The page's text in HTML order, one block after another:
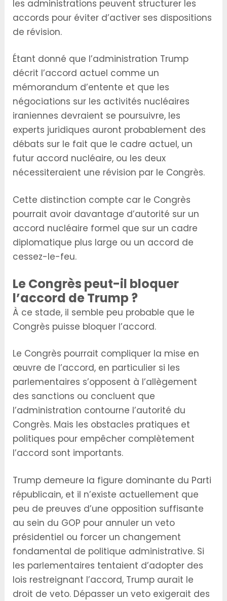
les administrations peuvent structurer les
accords pour éviter d’activer ses dispositions
de révision.
Étant donné que l’administration Trump
décrit l’accord actuel comme un
mémorandum d’entente et que les
négociations sur les activités nucléaires
iraniennes devraient se poursuivre, les
experts juridiques auront probablement des
débats sur le fait que le cadre actuel, un
futur accord nucléaire, ou les deux
nécessiteraient une révision par le Congrès.
Cette distinction compte car le Congrès
pourrait avoir davantage d’autorité sur un
accord nucléaire formel que sur un cadre
diplomatique plus large ou un accord de
cessez-le-feu.
Le Congrès peut-il bloquer
l’accord de Trump ?
À ce stade, il semble peu probable que le
Congrès puisse bloquer l’accord.
Le Congrès pourrait compliquer la mise en
œuvre de l’accord, en particulier si les
parlementaires s’opposent à l’allègement
des sanctions ou concluent que
l’administration contourne l’autorité du
Congrès. Mais les obstacles pratiques et
politiques pour empêcher complètement
l’accord sont importants.
Trump demeure la figure dominante du Parti
républicain, et il n’existe actuellement que
peu de preuves d’une opposition suffisante
au sein du GOP pour annuler un veto
présidentiel ou forcer un changement
fondamental de politique administrative. Si
les parlementaires tentaient d’adopter des
lois restreignant l’accord, Trump aurait le
droit de veto. Dépasser un veto exigerait des